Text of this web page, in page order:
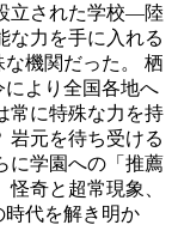
立された学校―陸
力を手に入れる
機関だった。 栖
より全国各地へ
常に特殊な力を持
岩元を待ち受ける
に学園への「推薦
奇と超常現象、
代を解き明か